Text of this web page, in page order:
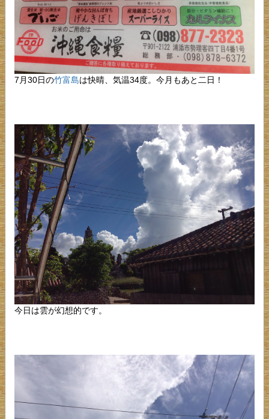
7月30日の竹富島は快晴、気温34度。今月もあと二日！
今日は雲が幻想的です。